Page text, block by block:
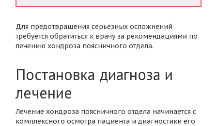
Для предотвращения серьезных осложнений
требуется обратиться к врачу за рекомендациями по
лечению хондроза поясничного отдела.
Постановка диагноза и
лечение
Лечение хондроза поясничного отдела начинается с
комплексного осмотра пациента и диагностики его